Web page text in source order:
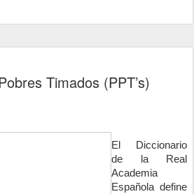
Timados (PPT’s)
El Diccionario
de la Real
Academia
Española define